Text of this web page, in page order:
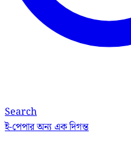
Search
ই-পেপারঅন্য এক দিগন্ত